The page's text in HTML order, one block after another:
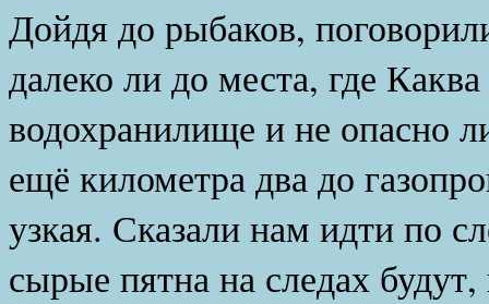
Дойдя до рыбаков,
далеко ли до места, где
водохранилище и не опасно
ещё километра два до
узкая. Сказали нам идти по
сырые пятна на следах